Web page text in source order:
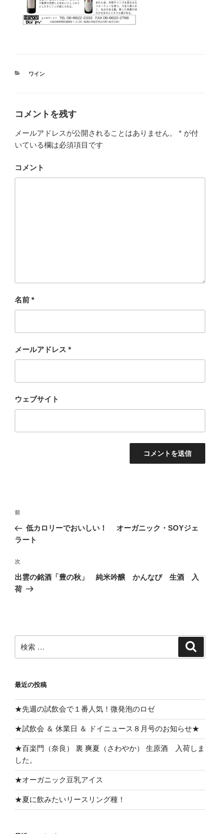
カ
ー
ワイン
コメントを残す
メールアドレスが公開されることはありません。 * が付
いている欄は必須項目です
コメント
名前 *
メールアドレス *
ウェブサイト
投
ナ
ゲ
ー
シ
過
去
の
稿
前
低カロリーでおいしい！ オーガニック・SOYジェ
ラート
次
の
投
次
出雲の銘酒「豊の秋」 純米吟醸 かんなび 生酒 入
荷
索:
最近の投稿
★先週の試飲会で１番人気！微発泡のロゼ
★試飲会 ＆ 休業日 ＆ ドイニュース８月号のお知らせ★
★百楽門（奈良） 裏 爽夏（さわやか） 生原酒 入荷しま
した。
★オーガニック豆乳アイス
★夏に飲みたいリースリング種！